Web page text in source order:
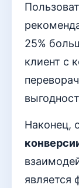
25%
клиент с
Наконец,
является